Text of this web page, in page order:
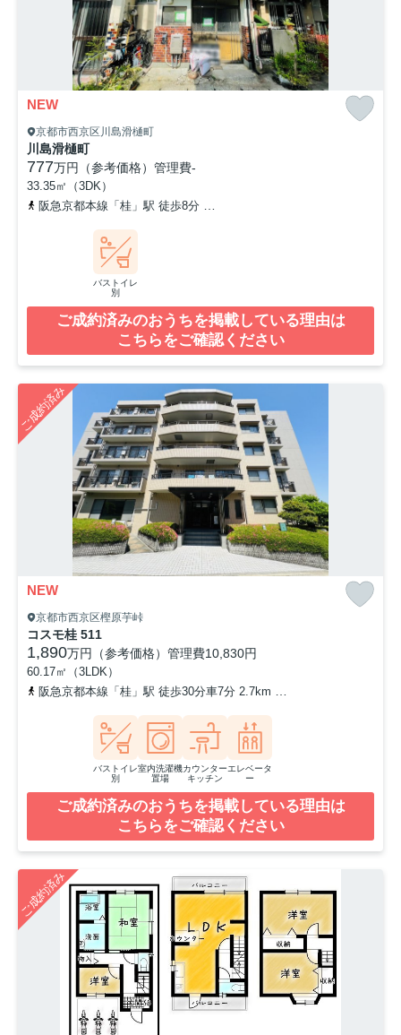
NEW
京都市西京区川島滑樋町
川島滑樋町
777万円（参考価格） 管理費-
33.35㎡（3DK）
阪急京都本線「桂」駅 徒歩8分
バストイレ
別
ご成約済みのおうちを掲載している理由は
こちらをご確認ください
ご成約済み
NEW
京都市西京区樫原芋峠
コスモ桂 511
1,890万円（参考価格） 管理費10,830円
60.17㎡（3LDK）
阪急京都本線「桂」駅 徒歩30分車7分 2.7km
バストイレ
別
室内洗濯機
置場
カウンター
キッチン
エレベータ
ー
ご成約済みのおうちを掲載している理由は
こちらをご確認ください
ご成約済み